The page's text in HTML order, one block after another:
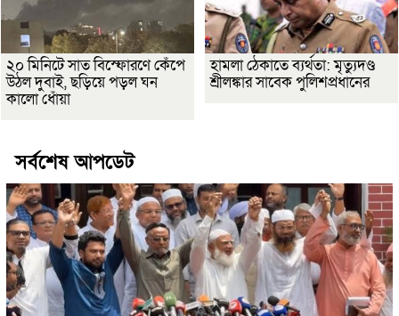
২০ মিনিটে সাত বিস্ফোরণে কেঁপে
উঠল দুবাই, ছড়িয়ে পড়ল ঘন
কালো ধোঁয়া
হামলা ঠেকাতে ব্যর্থতা: মৃত্যুদণ্ড
শ্রীলঙ্কার সাবেক পুলিশপ্রধানের
সর্বশেষ আপডেট